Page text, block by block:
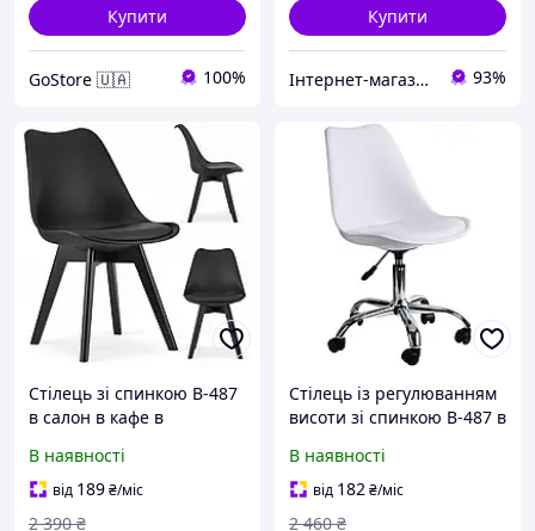
Купити
GoStore 🇺🇦 100%
Купити
Інтернет-магазин "М-Бьюті" 93%
Стілець зі спинкою B-487
в салон в кафе в
стільчик для салону краси
В наявності
від 189₴/міс
2 390 ₴
Стілець із регулюванням
висоти зі спинкою B-487 в
перукарню в офіс
стільчик для салону краси
В наявності
від 182₴/міс
2 460 ₴